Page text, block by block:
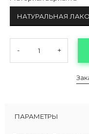
НАТУРАЛЬНАЯ
- +
ПАРАМЕТРЫ